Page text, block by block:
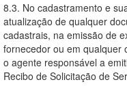
8.3. No cadastramento e
atualização de qualquer
cadastrais, na emissão de
fornecedor ou em qualquer
o agente responsável a
Recibo de Solicitação de